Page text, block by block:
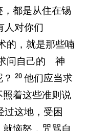
都是从住在锡
人对你们
的，就是那些喃
问自己的 神
20 他们应当求
着这些准则说
过这地，受困